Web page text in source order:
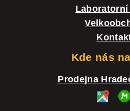
Kde nás
Prodejna